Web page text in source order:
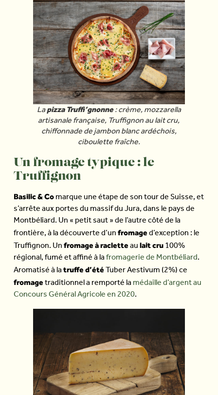
Lapizza Truffi’gnonne: crème, mozzarella
artisanale française, Truffignon au lait cru,
chiffonnade de jambon blanc ardéchois,
ciboulette fraîche.
Un fromage typique : le
Truffignon
Basilic & Comarque une étape de son tour de Suisse, et
s’arrête aux portes du massif du Jura, dans le pays de
Montbéliard. Un « petit saut » de l’autre côté de la
frontière, à la découverte d’un fromaged’exception : le
Truffignon. Un fromage à racletteau lait cru100%
régional, fumé et affiné à la fromagerie de Montbéliard.
Aromatisé à la truffe d’étéTuber Aestivum (2%) ce
fromagetraditionnel a remporté la médaille d’argent au
Concours Général Agricole en 2020.